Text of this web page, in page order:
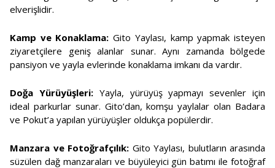
elverişlidir.
Kamp ve Konaklama: Gito Yaylası, kamp yapmak isteyen
ziyaretçilere geniş alanlar sunar. Aynı zamanda bölgede
pansiyon ve yayla evlerinde konaklama imkanı da vardır.
Doğa Yürüyüşleri:Yayla, yürüyüş yapmayı sevenler için
ideal parkurlar sunar. Gito’dan, komşu yaylalar olan Badara
ve Pokut’a yapılan yürüyüşler oldukça popülerdir.
Manzara ve Fotoğrafçılık: Gito Yaylası, bulutların arasında
süzülen dağ manzaraları ve büyüleyici gün batımı ile fotoğraf